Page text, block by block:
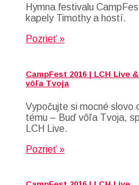
Hymna festivalu
kapely Timothy a hostí.
Pozrieť »
CampFest 2016 | LCH Live
vôľa Tvoja
Vypočujte si mocné slovo
tému – Buď vôľa Tvoja,
LCH Live.
Pozrieť »